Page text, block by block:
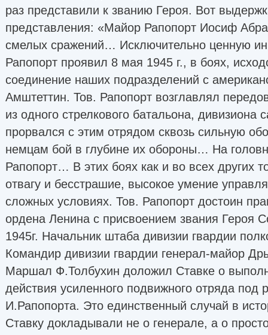
раз представили к званию Героя. Вот
представления: «Майор Рапопорт Иосиф
смелых сражений… Исключительно ценную
Рапопорт проявил 8 мая 1945 г., в боях,
соединение наших подразделений с
Амштеттин. Тов. Рапопорт возглавлял
из одного стрелкового батальона, дивизиона
прорвался с этим отрядом сквозь сильную
немцам бой в глубине их обороны… На
Рапопорт… В этих боях как и во всех других
отвагу и бесстрашие, высокое умение
сложных условиях. Тов. Рапопорт достоин
ордена Ленина с присвоением звания Героя
1945г. Начальник штаба дивизии гвардии
Командир дивизии гвардии генерал-майор
Маршал Ф.Толбухин доложил Ставке о
действия усиленного подвижного отряда под
И.Рапопорта. Это единственный случай в
Ставку докладывали не о генерале, а о